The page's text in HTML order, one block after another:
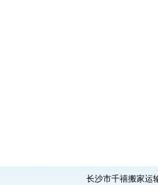
长沙市千禧搬家运